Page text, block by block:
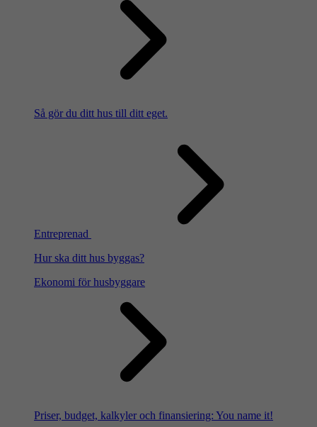
Så gör du ditt hus till ditt eget.
Entreprenad
Hur ska ditt hus byggas?
Ekonomi för husbyggare
Priser, budget, kalkyler och finansiering: You name it!